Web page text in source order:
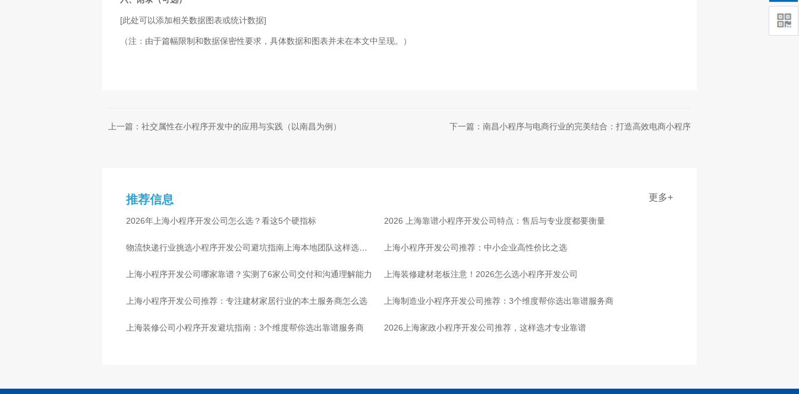
[此处可以添加相关数据图表或统计数据]
（注：由于篇幅限制和数据保密性要求，具体数据和图表并未在本文中呈现。）
上一篇：社交属性在小程序开发中的应用与实践（以南昌为例） 下一篇：南昌小程序与电商行业的完美结合：打造高效电商小程序
推荐信息 更多+
2026年上海小程序开发公司怎么选？看这5个硬指标 2026 上海靠谱小程序开发公司特点：售后与专业度都要衡量
物流快递行业挑选小程序开发公司避坑指南上海本地团队这样选放
心
上海小程序开发公司推荐：中小企业高性价比之选
上海小程序开发公司哪家靠谱？实测了6家公司交付和沟通理解能力 上海装修建材老板注意！2026怎么选小程序开发公司
上海小程序开发公司推荐：专注建材家居行业的本土服务商怎么选 上海制造业小程序开发公司推荐：3个维度帮你选出靠谱服务商
上海装修公司小程序开发避坑指南：3个维度帮你选出靠谱服务商 2026上海家政小程序开发公司推荐，这样选才专业靠谱